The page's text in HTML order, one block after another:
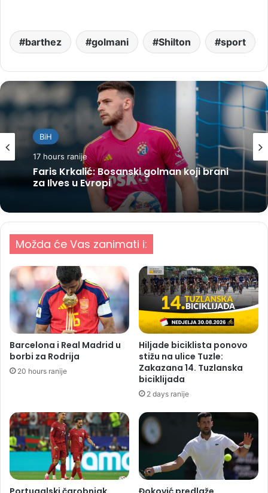
barthez golmani Shilton sport
BiH
17 hours ranije
Faris Krkalić: Bosanski golman koji brani
za Ilves u Evropi
Možda će Vas zanimati i:
Barcelona i Real Madrid u
borbi za Rodrija
20 hours ranije
Hiljade biciklista ponovo
stižu na ulice Tuzle:
Zakazana 14. Tuzlanska
biciklijada
2 days ranije